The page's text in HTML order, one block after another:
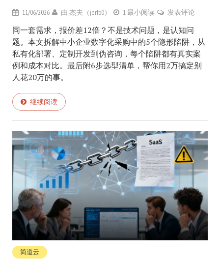
11/06/2026 由 杰夫（jerfo0） 1 最小阅读 发表评论
同一套需求，报价差12倍？不是技术问题，是认知问
题。本文拆解中小企业数字化采购中的5个隐形陷阱，从
私有化部署、定制开发到伪咨询，每个陷阱都有真实案
例和成本对比。最后附6步选型清单，帮你用2万搞定别
人花20万的事。
继续阅读
简道云